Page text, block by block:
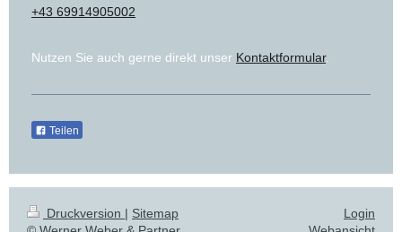
+43 69914905002
Nutzen Sie auch gerne direkt unser Kontaktformular.
Teilen
Druckversion | Sitemap
Login